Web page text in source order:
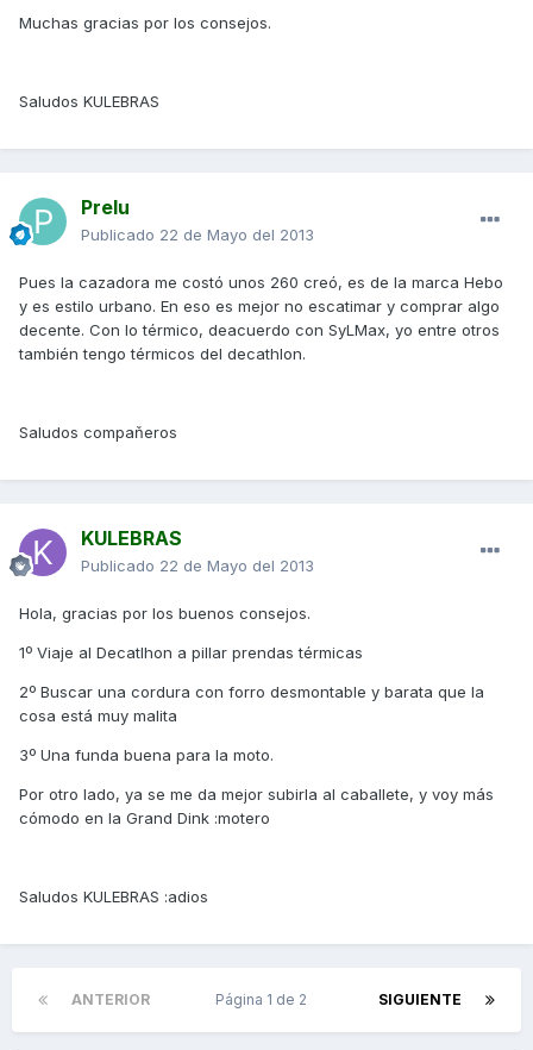
Muchas gracias por los consejos.
Saludos KULEBRAS
Prelu
Publicado 22 de Mayo del 2013
Pues la cazadora me costó unos 260 creó, es de la marca Hebo
y es estilo urbano. En eso es mejor no escatimar y comprar algo
decente. Con lo térmico, deacuerdo con SyLMax, yo entre otros
también tengo térmicos del decathlon.
Saludos compaňeros
KULEBRAS
Publicado 22 de Mayo del 2013
Hola, gracias por los buenos consejos.
1º Viaje al Decatlhon a pillar prendas térmicas
2º Buscar una cordura con forro desmontable y barata que la
cosa está muy malita
3º Una funda buena para la moto.
Por otro lado, ya se me da mejor subirla al caballete, y voy más
cómodo en la Grand Dink :motero
Saludos KULEBRAS :adios
ANTERIOR SIGUIENTE
Página 1 de 2